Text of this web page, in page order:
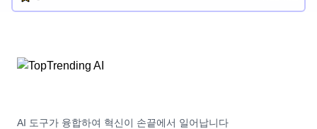
제품을 만들고 AI와 블록체인 개발 분야의 잠재력을 발휘할 수
AI 도구가 융합하여 혁신이 손끝에서 일어납니다